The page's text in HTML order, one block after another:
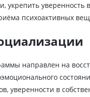
укрепить уверенность
психоактивных
направлен на
уверенности в